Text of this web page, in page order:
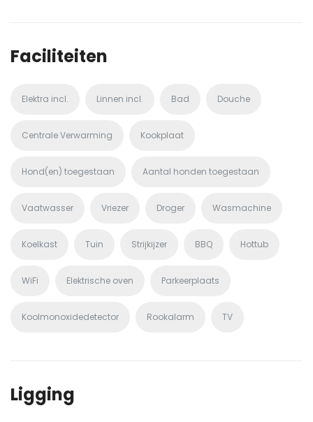
Faciliteiten
Elektra incl. Linnen incl. Bad Douche
Centrale Verwarming Kookplaat
Hond(en) toegestaan Aantal honden toegestaan
Vaatwasser Vriezer Droger Wasmachine
Koelkast Tuin Strijkijzer BBQ Hottub
WiFi Elektrische oven Parkeerplaats
Koolmonoxidedetector Rookalarm TV
Ligging